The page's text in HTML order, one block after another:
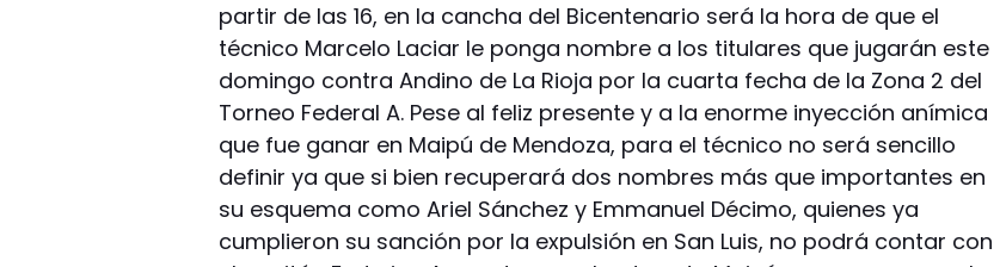
partir de las 16, en la cancha del Bicentenario será la hora de que el
técnico Marcelo Laciar le ponga nombre a los titulares que jugarán este
domingo contra Andino de La Rioja por la cuarta fecha de la Zona 2 del
Torneo Federal A. Pese al feliz presente y a la enorme inyección anímica
que fue ganar en Maipú de Mendoza, para el técnico no será sencillo
definir ya que si bien recuperará dos nombres más que importantes en
su esquema como Ariel Sánchez y Emmanuel Décimo, quienes ya
cumplieron su sanción por la expulsión en San Luis, no podrá contar con